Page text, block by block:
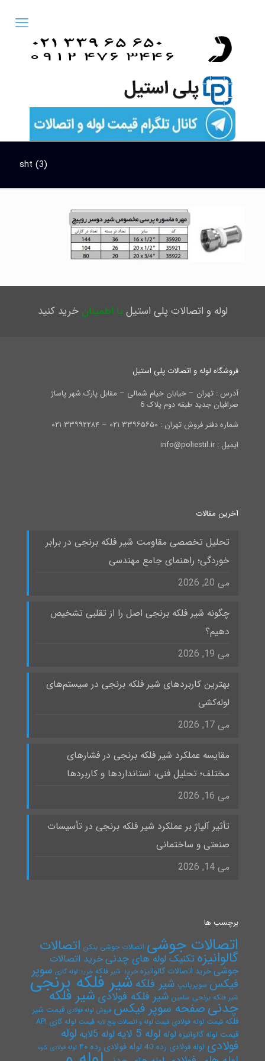
sht (3)
لوله و اتصالات پلی استیل با اطمینانخرید کنید
فروشگاه لوله و اتصالات پلی استیل
آدرس : تهران – خیابان خیام شمالی – مقابل پارک شهر پاساژ
صرافیان جدید طبقه دوم پلاک 6
شماره دفتر فروش تهران : ۳۳۹۶۵۶۵۰ ۰۲۱ – ۳۳۹۹۲۲۸۴ ۰۲۱
ایمیل : info@poliestil.ir
آخرین مقالات
تحلیل تخصصی مقاومت شیر فلکه برنجی در برابر
خوردگی؛ راهنمای جامع مهندسی
می 20, 2026
چگونه شیر فلکه برنجی اصل را از تقلبی تشخیص
دهیم؟
می 19, 2026
بهترین کاربردهای شیر فلکه برنجی در سیستم‌های
لوله‌کشی
می 17, 2026
مقایسه عملکرد شیر فلکه برنجی در فشارهای
مختلف؛ تحلیل فنی، استانداردها و کاربردها
می 16, 2026
تأثیر آلیاژ بر عملکرد شیر فلکه برنجی در تأسیسات
صنعتی و ساختمانی
می 14, 2026
برچسب ها
اتصالات جوشی اتصالات جوشی بنکن اتصالات
گالوانیزهتکنیک لوله های چدنیخرید اتصالات
جوشیخرید اتصالات گالوانیزه خرید شیر فلکه خرید لوله گازی سوپر
فیکس سوپرپایپ شیر فلکه شیر فلکه برنجی
شیر فلکه برنجی سامین شیر فلکه فولادی شیر فلکه
چدنیصفحه سوپر فیکس فروش لوله فولادی قیمت شیر
فلکه قیمت لوله فولادی قیمت لوله و اتصالات پنج لایه قیمت لوله گازی API
قیمت لوله گالوانیزه لوله لوله 5 لایه لوله 5لایه لوله
فولادی لوله فولادی رده 40 لوله فولادی رده ۴۰ لوله فولادی کاوه